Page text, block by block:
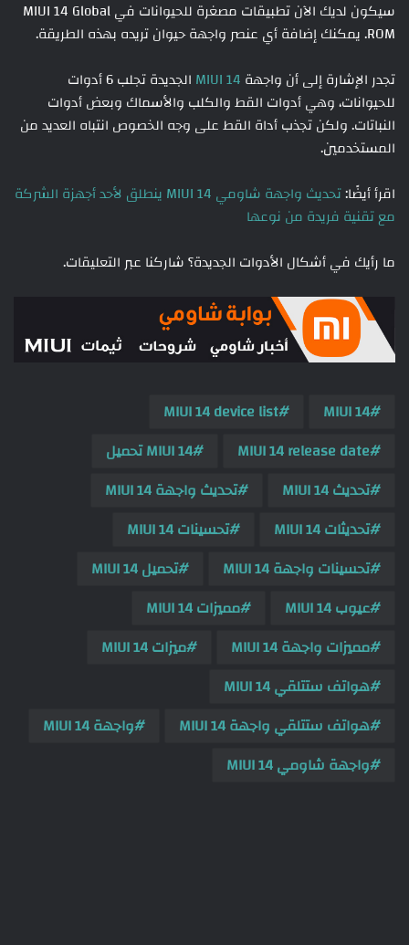
سيكون لديك الآن تطبيقات مصغرة للحيوانات في MIUI 14 Global
ROM. يمكنك إضافة أي عنصر واجهة حيوان تريده بهذه الطريقة.
تجدر الإشارة إلى أن واجهة MIUI 14
الجديدة تجلب 6 أدوات
للحيوانات، وهي أدوات القط والكلب والأسماك وبعض أدوات
النباتات. ولكن تجذب أداة القط على وجه الخصوص انتباه العديد من
المستخدمين.
اقرأ أيضًا:
تحديث واجهة شاومي MIUI 14 ينطلق لأحد أجهزة الشركة
مع تقنية فريدة من نوعها
ما رأيك في أشكال الأدوات الجديدة؟ شاركنا عبر التعليقات.
MIUI 14
MIUI 14 device list
MIUI 14 release date
MIUI 14 تحميل
تحديث MIUI 14
تحديث واجهة MIUI 14
تحديثات MIUI 14
تحسينات MIUI 14
تحسينات واجهة MIUI 14
تحميل MIUI 14
عيوب MIUI 14
مميزات MIUI 14
مميزات واجهة MIUI 14
ميزات MIUI 14
هواتف ستتلقي MIUI 14
هواتف ستتلقي واجهة MIUI 14
واجهة MIUI 14
واجهة شاومي MIUI 14